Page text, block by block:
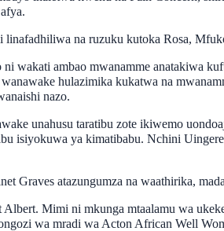
na ruzuku kutoka Rosa,
ni wakati ambao mwanamme anatakiwa
hulazimika kukatwa na
nazo.
unahusu taratibu zote ikiwemo
isiyokuwa ya kimatibabu. Nchini
Graves atazungumza na waathirika,
Albert. Mimi ni mkunga mtaalamu wa
wa mradi wa Acton African Well